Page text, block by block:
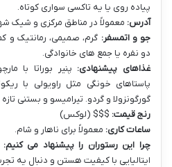
پیاده روی یا یه تاکسی سواری کوتاه.
آدرس: معمولاً در مناطق مرکزی و شیک
جو و اتمسفر: گرم، صمیمی، رمانتیک و
دو نفره یا جمع های خانوادگی.
غذاهای پیشنهادی: پنیر بوراتا با
پاستاهای خونگی مثل راویولی با
گورگونزولا و گردو. تیرامیسو و بستنی
رنج قیمت: $$$ (لوکس)
ساعات کاری: معمولاً برای ناهار و شام.
چرا این رستوران را پیشنهاد می کنیم:
ایتالیایی با کیفیت هستن و دنبال یه